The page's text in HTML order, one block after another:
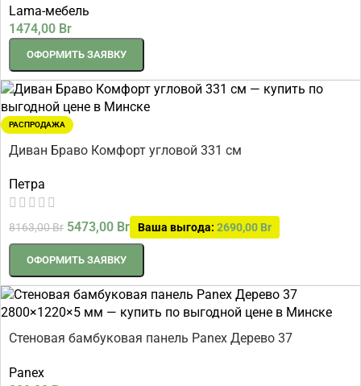
Lama-мебель
1474,00 Br
ОФОРМИТЬ ЗАЯВКУ
РАСПРОДАЖА
Диван Браво Комфорт угловой 331 см
Петра
8163,00Br 5473,00 Br Ваша выгода: 2690,00 Br
ОФОРМИТЬ ЗАЯВКУ
Стеновая бамбуковая панель Panex Дерево 37
Panex